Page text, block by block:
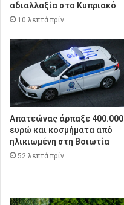
αδιαλλαξία στο Κυπριακό
10 λεπτά πρίν
Απατεώνας άρπαξε 400.000
ευρώ και κοσμήματα από
ηλικιωμένη στη Βοιωτία
52 λεπτά πρίν